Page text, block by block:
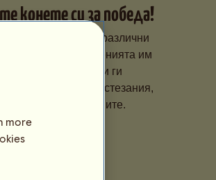
конете си за победа!
конете си в различни
подобрявайте уменията им
обучение и ги
за престижни състезания,
се изкачат в класациите.
more